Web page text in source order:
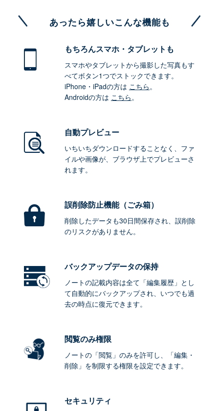
あったら嬉しいこんな機能も
もちろんスマホ・タブレットも
スマホやタブレットから撮影した写真もす
べてボタン1つでストックできます。
iPhone・iPadの方は こちら。
Androidの方は こちら。
自動プレビュー
いちいちダウンロードすることなく、ファ
イルや画像が、ブラウザ上でプレビューさ
れます。
誤削除防止機能（ごみ箱）
削除したデータも30日間保存され、誤削除
のリスクがありません。
バックアップデータの保持
ノートの記載内容は全て「編集履歴」とし
て自動的にバックアップされ、いつでも過
去の時点に復元できます。
閲覧のみ権限
ノートの「閲覧」のみを許可し、「編集・
削除」を制限する権限を設定できます。
セキュリティ